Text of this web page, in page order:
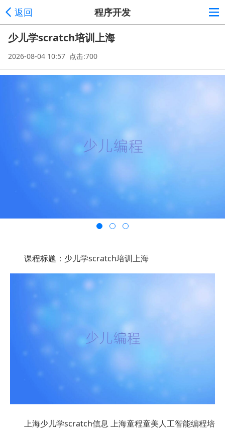
返回 程序开发
少儿学scratch培训上海
2026-08-04 10:57 点击:700
课程标题：少儿学scratch培训上海
上海少儿学scratch信息 上海童程童美人工智能编程培